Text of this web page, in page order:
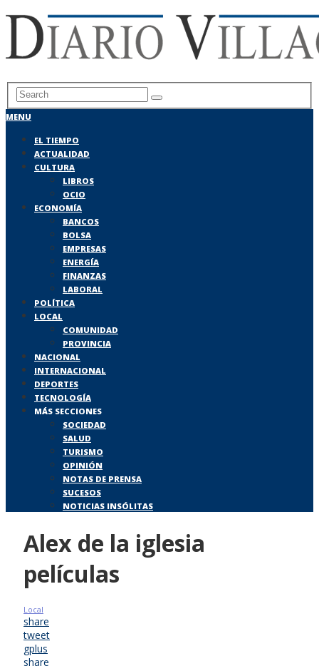
MENU
EL TIEMPO
ACTUALIDAD
CULTURA
LIBROS
OCIO
ECONOMÍA
BANCOS
BOLSA
EMPRESAS
ENERGÍA
FINANZAS
LABORAL
POLÍTICA
LOCAL
COMUNIDAD
PROVINCIA
NACIONAL
INTERNACIONAL
DEPORTES
TECNOLOGÍA
MÁS SECCIONES
SOCIEDAD
SALUD
TURISMO
OPINIÓN
NOTAS DE PRENSA
SUCESOS
NOTICIAS INSÓLITAS
Alex de la iglesia
películas
Local
share
tweet
gplus
share